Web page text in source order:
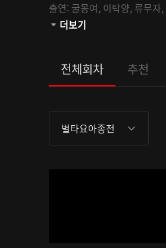
출연: 굴몽여, 이탁양, 류무자,
관람등급:
더보기
전체회차 추천
별타요아종전